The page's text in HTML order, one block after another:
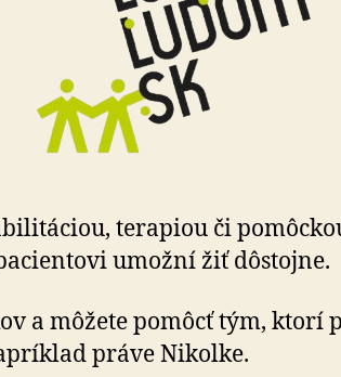
terapiou či
umožní žiť dôstojne.
a môžete pomôcť tým, ktorí
práve Nikolke.